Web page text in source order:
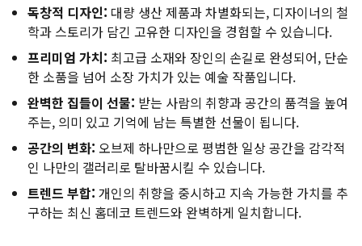
독창적 디자인: 대량 생산 제품과 차별화되는, 디자이너의 철
학과 스토리가 담긴 고유한 디자인을 경험할 수 있습니다.
프리미엄 가치: 최고급 소재와 장인의 손길로 완성되어, 단순
한 소품을 넘어 소장 가치가 있는 예술 작품입니다.
완벽한 집들이 선물: 받는 사람의 취향과 공간의 품격을 높여
주는, 의미 있고 기억에 남는 특별한 선물이 됩니다.
공간의 변화: 오브제 하나만으로 평범한 일상 공간을 감각적
인 나만의 갤러리로 탈바꿈시킬 수 있습니다.
트렌드 부합: 개인의 취향을 중시하고 지속 가능한 가치를 추
구하는 최신 홈데코 트렌드와 완벽하게 일치합니다.